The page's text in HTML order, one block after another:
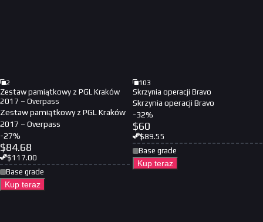
2
Zestaw pamiątkowy z PGL Kraków
2017 – Overpass
Zestaw pamiątkowy z PGL Kraków
2017 – Overpass
-27%
$84.68
$117.00
Base grade
Kup teraz
103
Skrzynia operacji Bravo
Skrzynia operacji Bravo
-32%
$60
$89.55
Base grade
Kup teraz